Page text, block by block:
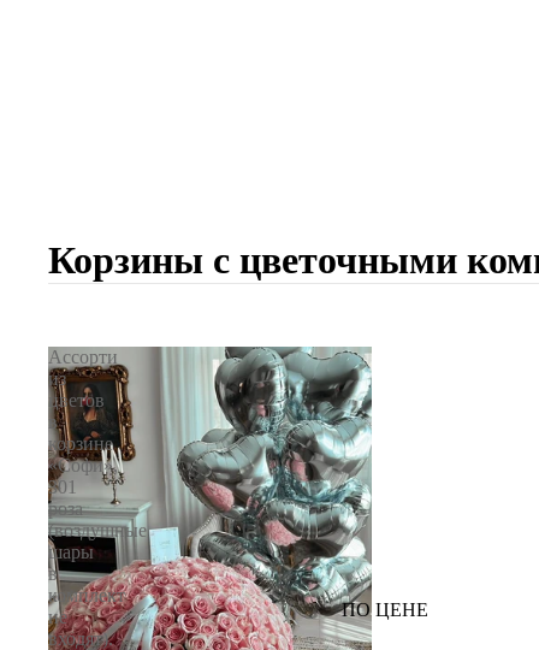
ПО ЦЕНЕ
Корзины с цветочными
Ассорти
из
цветов
в
корзине
«Софи»,
301
роза
(воздушные
шары
в
комплект
не
входят).